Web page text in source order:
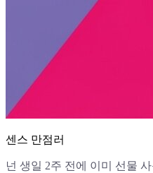
센스 만점러
넌 생일 2주 전에 이미 선물